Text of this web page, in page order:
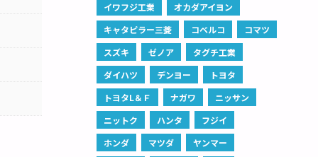
イワフジ工業
オカダアイヨン
キャタピラー三菱
コベルコ
コマツ
スズキ
ゼノア
タグチ工業
ダイハツ
デンヨー
トヨタ
トヨタL＆Ｆ
ナガワ
ニッサン
ニットク
ハンタ
フジイ
ホンダ
マツダ
ヤンマー